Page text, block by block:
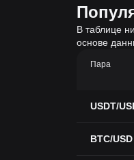
В таблице
основе
Пара
USDT/
BTC/USD